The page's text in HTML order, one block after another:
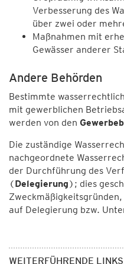
Verbesserung des
über zwei oder
Maßnahmen mit
Gewässer anderer
Andere Behörden
Bestimmte
mit gewerblichen
werden von den
Die zuständige
nachgeordnete
der Durchführung des
(Delegierung); dies
auf Delegierung bzw.
WEITERFÜHRENDE LINKS